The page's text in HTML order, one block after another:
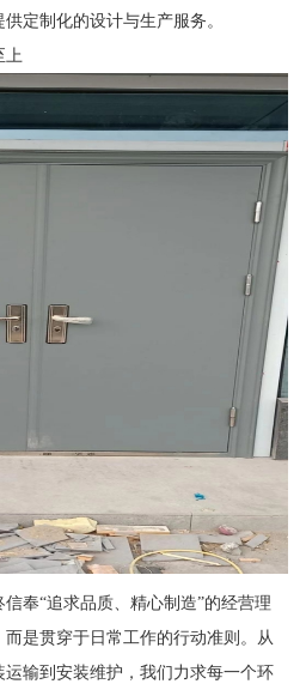
定制化的设计与生产服务。
上
奉“追求品质、精心制造”的经营理
是贯穿于日常工作的行动准则。从
输到安装维护，我们力求每一个环